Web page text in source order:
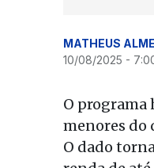
MATHEUS
10/08/2025 -
O programa
menores do
O dado